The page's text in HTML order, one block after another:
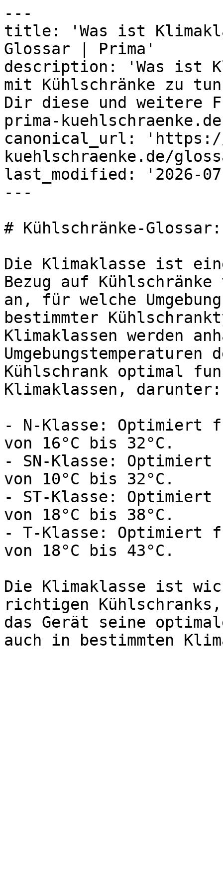
---
title: 'Was ist
Glossar | Prima'
description: 'Was ist
mit Kühlschränke zu
Dir diese und weitere
prima-
canonical_url: 'https://
kuehlschraenke.de/
last_modified: '2026-
---
# Kühlschränke-
Die Klimaklasse ist
Bezug auf
an, für welche
bestimmter
Klimaklassen werden
Kühlschrank optimal
Klimaklassen, darunter:
- N-Klasse: Optimiert
von 16°C bis 32°C.
- SN-Klasse: Optimiert
von 10°C bis 32°C.
- ST-Klasse: Optimiert
von 18°C bis 38°C.
- T-Klasse: Optimiert
von 18°C bis 43°C.
Die Klimaklasse ist
richtigen
das Gerät seine